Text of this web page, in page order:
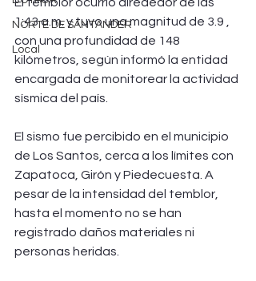
NORTE DE SANTANDER
Local
1:43 a.m. y tuvo una magnitud de 3.9 ,
con una profundidad de 148
kilómetros, según informó la entidad
encargada de monitorear la actividad
sísmica del país.
El sismo fue percibido en el municipio
de Los Santos, cerca a los límites con
Zapatoca, Girón y Piedecuesta. A
pesar de la intensidad del temblor,
hasta el momento no se han
registrado daños materiales ni
personas heridas.